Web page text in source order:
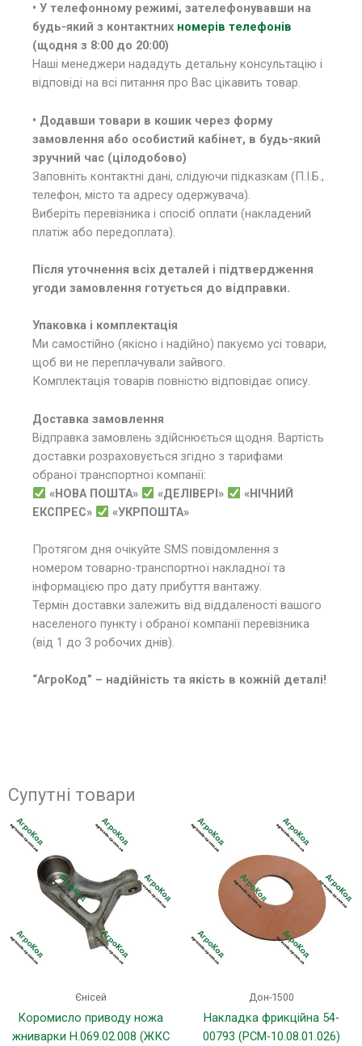
• У телефонному режимі, зателефонувавши на
будь-який з контактних номерів телефонів
(щодня з 8:00 до 20:00)
Наші менеджери нададуть детальну консультацію і
відповіді на всі питання про Вас цікавить товар.
• Додавши товари в кошик через форму
замовлення або особистий кабінет, в будь-який
зручний час (цілодобово)
Заповніть контактні дані, слідуючи підказкам (П.І.Б.,
телефон, місто та адресу одержувача).
Виберіть перевізника і спосіб оплати (накладений
платіж або передоплата).
Після уточнення всіх деталей і підтвердження
угоди замовлення готується до відправки.
Упаковка і комплектація
Ми самостійно (якісно і надійно) пакуємо усі товари,
щоб ви не переплачували зайвого.
Комплектація товарів повністю відповідає опису.
Доставка замовлення
Відправка замовлень здійснюється щодня. Вартість
доставки розраховується згідно з тарифами
обраної транспортної компанії:
«НОВА ПОШТА»
«ДЕЛІВЕРІ»
«НІЧНИЙ
ЕКСПРЕС»
«УКРПОШТА»
Протягом дня очікуйте SMS повідомлення з
номером товарно-транспортної накладної та
інформацією про дату прибуття вантажу.
Термін доставки залежить від віддаленості вашого
населеного пункту і обраної компанії перевізника
(від 1 до 3 робочих днів).
“АгроКод” – надійність та якість в кожній деталі!
Супутні товари
Єнісей
Коромисло приводу ножа
жниварки Н.069.02.008 (ЖКС
Дон-1500
Накладка фрикційна 54-
00793 (РСМ-10.08.01.026)